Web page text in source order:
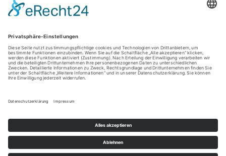
Meta
Anmelden
Eintrags-Feed
WordPress.org